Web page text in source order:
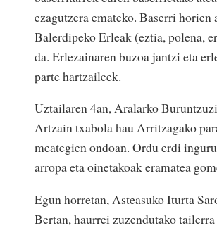
ezagutzera emateko. Baserri
Balerdipeko Erleak (eztia, polena,
da. Erlezainaren buzoa jantzi eta
parte hartzaileek.
Uztailaren 4an, Aralarko
Artzain txabola hau Arritzagako
meategien ondoan. Ordu erdi
arropa eta oinetakoak eramatea
Egun horretan, Asteasuko Iturta
Bertan, haurrei zuzendutako